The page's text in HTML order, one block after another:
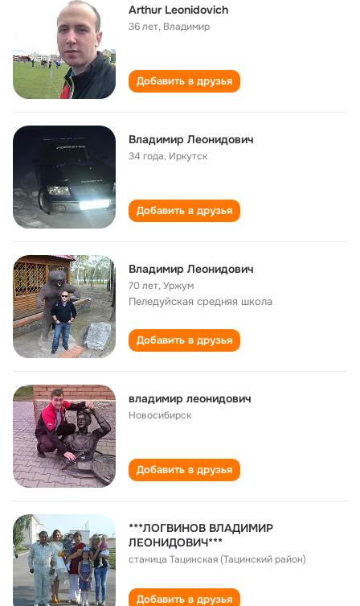
Arthur Leonidovich
36 лет, Владимир
Добавить в друзья
Владимир Леонидович
34 года, Иркутск
Добавить в друзья
Владимир Леонидович
70 лет,Уржум
Пеледуйская cредняя школа
Добавить в друзья
владимир леонидович
Новосибирск
Добавить в друзья
***ЛОГВИНОВ ВЛАДИМИР
ЛЕОНИДОВИЧ***
станица Тацинская (Тацинский район)
Добавить в друзья